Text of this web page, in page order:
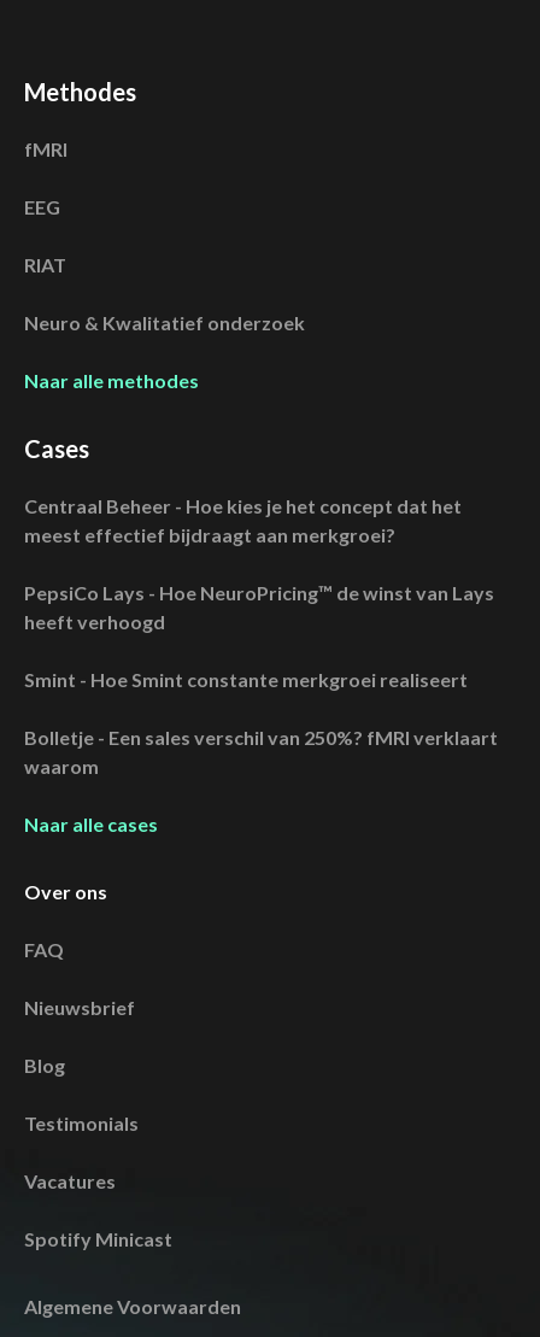
Methodes
fMRI
EEG
RIAT
Neuro & Kwalitatief onderzoek
Naar alle methodes
Cases
Centraal Beheer - Hoe kies je het concept dat het
meest effectief bijdraagt aan merkgroei?
PepsiCo Lays - Hoe NeuroPricing™ de winst van Lays
heeft verhoogd
Smint - Hoe Smint constante merkgroei realiseert
Bolletje - Een sales verschil van 250%? fMRI verklaart
waarom
Naar alle cases
Over ons
FAQ
Nieuwsbrief
Blog
Testimonials
Vacatures
Spotify Minicast
Algemene Voorwaarden